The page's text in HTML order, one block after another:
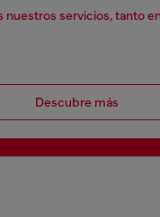
nuestros servicios, tanto
Descubre más